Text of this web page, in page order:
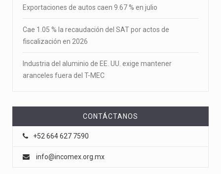
Exportaciones de autos caen 9.67 % en julio
Cae 1.05 % la recaudación del SAT por actos de
fiscalización en 2026
Industria del aluminio de EE. UU. exige mantener
aranceles fuera del T-MEC
CONTÁCTANOS
+52 664 627 7590
info@incomex.org.mx